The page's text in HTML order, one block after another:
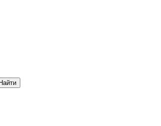
Найти